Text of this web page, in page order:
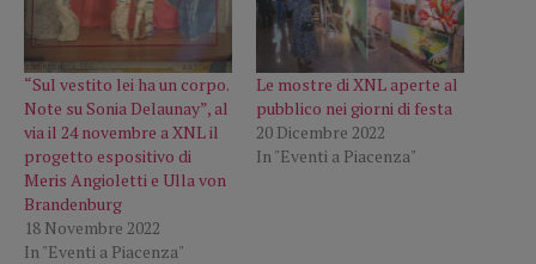
“Sul vestito lei ha un corpo.
Note su Sonia Delaunay”, al
via il 24 novembre a XNL il
progetto espositivo di
Meris Angioletti e Ulla von
Brandenburg
18 Novembre 2022
In "Eventi a Piacenza"
Le mostre di XNL aperte al
pubblico nei giorni di festa
20 Dicembre 2022
In "Eventi a Piacenza"